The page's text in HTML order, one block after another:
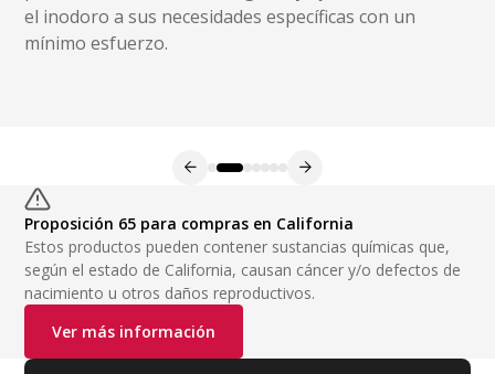
el inodoro a sus necesidades específicas con un
mínimo esfuerzo.
Proposición 65 para compras en California
Estos productos pueden contener sustancias químicas que,
según el estado de California, causan cáncer y/o defectos de
nacimiento u otros daños reproductivos.
Ver más información